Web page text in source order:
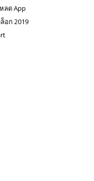
ลด App
อก 2019